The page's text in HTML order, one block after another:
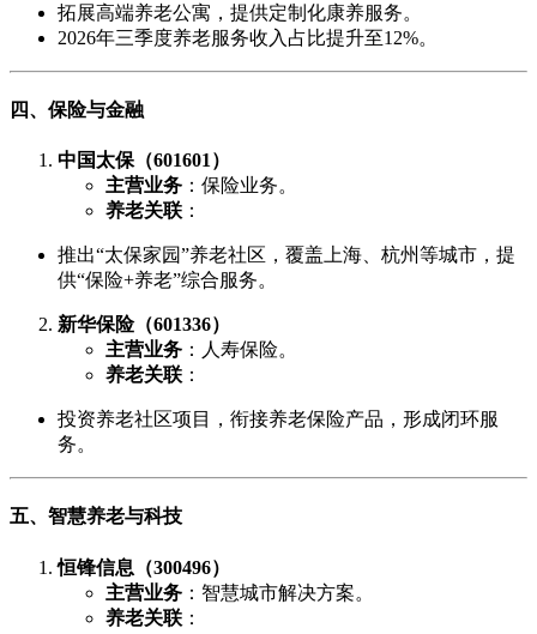
拓展高端养老公寓，提供定制化康养服务。
2026年三季度养老服务收入占比提升至12%。
四、保险与金融
中国太保（601601）
主营业务 ：保险业务。
养老关联 ：
推出“太保家园”养老社区，覆盖上海、杭州等城市，提
供“保险+养老”综合服务。
新华保险（601336）
主营业务 ：人寿保险。
养老关联 ：
投资养老社区项目，衔接养老保险产品，形成闭环服
务。
五、智慧养老与科技
恒锋信息（300496）
主营业务 ：智慧城市解决方案。
养老关联 ：